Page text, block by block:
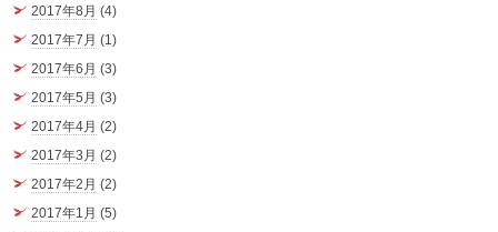
2017年8月 (4)
2017年7月 (1)
2017年6月 (3)
2017年5月 (3)
2017年4月 (2)
2017年3月 (2)
2017年2月 (2)
2017年1月 (5)